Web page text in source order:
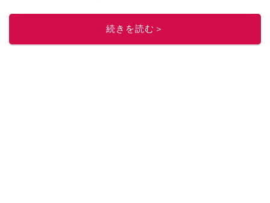
このイチオシストの他の記事を読む
続きを読む＞